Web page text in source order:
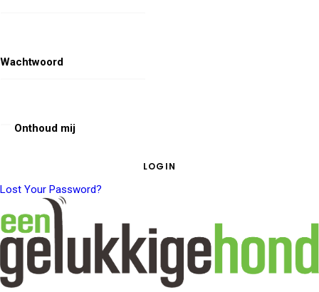
Wachtwoord
Onthoud mij
Lost Your Password?